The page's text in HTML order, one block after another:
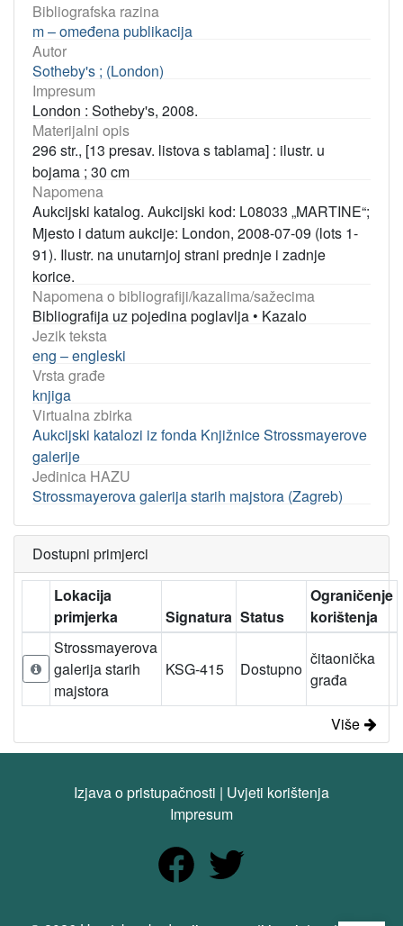
Bibliografska razina
m – omeđena publikacija
Autor
Sotheby's ; (London)
Impresum
London : Sotheby's, 2008.
Materijalni opis
296 str., [13 presav. listova s tablama] : ilustr. u
bojama ; 30 cm
Napomena
Aukcijski katalog. Aukcijski kod: L08033 „MARTINE“;
Mjesto i datum aukcije: London, 2008-07-09 (lots 1-
91). Ilustr. na unutarnjoj strani prednje i zadnje
korice.
Napomena o bibliografiji/kazalima/sažecima
Bibliografija uz pojedina poglavlja • Kazalo
Jezik teksta
eng – engleski
Vrsta građe
knjiga
Virtualna zbirka
Aukcijski katalozi iz fonda Knjižnice Strossmayerove
galerije
Jedinica HAZU
Strossmayerova galerija starih majstora (Zagreb)
Dostupni primjerci
Lokacija
primjerka
Signatura Status
Ograničenje
korištenja
Strossmayerova
galerija starih
majstora
KSG-415 Dostupno
čitaonička
građa
Više
Izjava o pristupačnosti | Uvjeti korištenja
Impresum